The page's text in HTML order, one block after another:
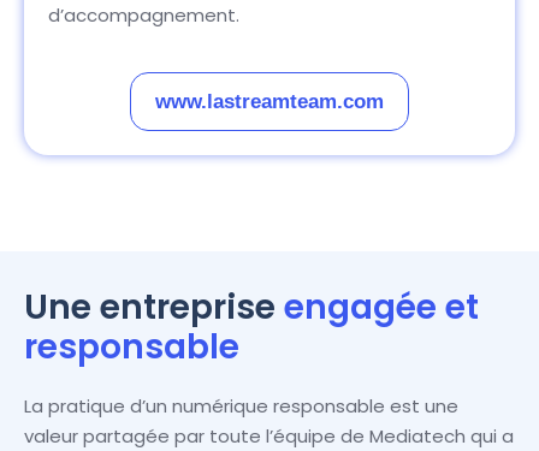
d’accompagnement.
www.lastreamteam.com
Une entreprise engagée et
responsable
La pratique d’un numérique responsable est une
valeur partagée par toute l’équipe de Mediatech qui a